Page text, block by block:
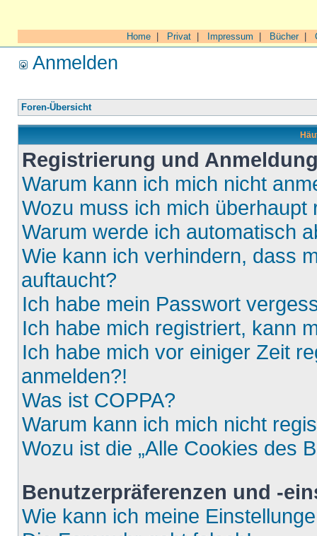
Home Privat Impressum Bücher|
Anmelden
Foren-Übersicht
Registrierung und
Warum kann ich mich nicht
Wozu muss ich mich überhaupt
Warum werde ich automatisch
Wie kann ich verhindern, dass
auftaucht?
Ich habe mein Passwort
Ich habe mich registriert, kann
Ich habe mich vor einiger Zeit
anmelden?!
Was ist COPPA?
Warum kann ich mich nicht
Wozu ist die „Alle Cookies des
Benutzerpräferenzen und -
Wie kann ich meine